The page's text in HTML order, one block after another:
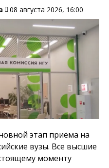
08 августа 2026, 16:00
этап приёма на
вузы. Все высшие
моменту